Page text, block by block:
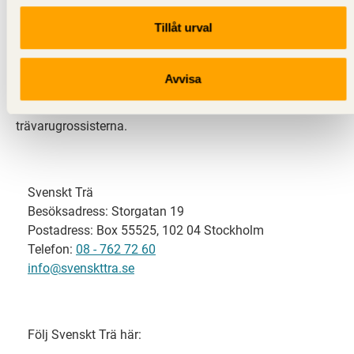
Tillåt urval
Avvisa
Svenskt Trä representerar svensk sågverksindustri
och är en del av branschorganisationen
svensk limträ-, KL-trä- och förpackningsindustri samt
trävarugrossisterna.
Svenskt Trä
Besöksadress: Storgatan 19
Postadress: Box 55525, 102 04 Stockholm
Telefon: 08 - 762 72 60
info@svenskttra.se
Följ Svenskt Trä här: